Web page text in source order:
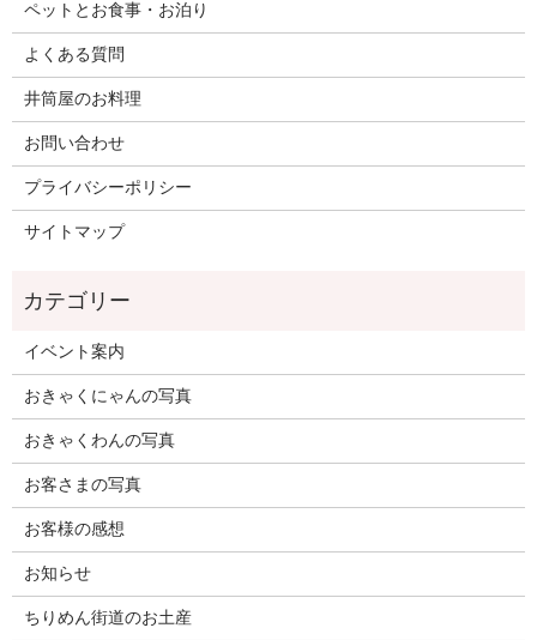
ペットとお食事・お泊り
よくある質問
井筒屋のお料理
お問い合わせ
プライバシーポリシー
サイトマップ
イベント案内
おきゃくにゃんの写真
おきゃくわんの写真
お客さまの写真
お客様の感想
お知らせ
ちりめん街道のお土産